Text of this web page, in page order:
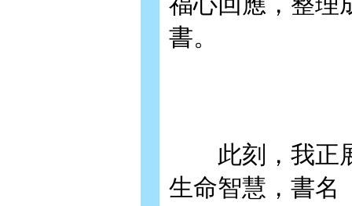
書。
此刻，我正展
生命智慧，書名